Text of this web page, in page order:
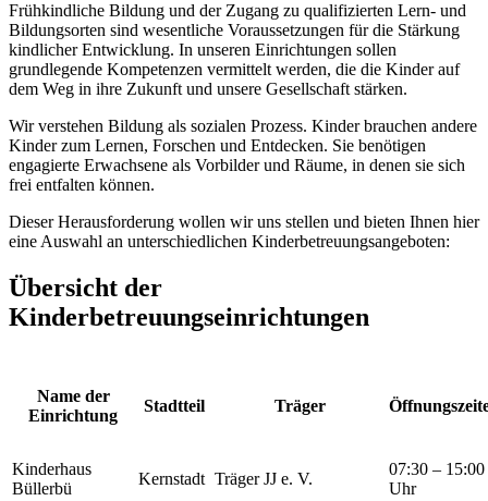
Frühkindliche Bildung und der Zugang zu qualifizierten Lern- und
Bildungsorten sind wesentliche Voraussetzungen für die Stärkung
kindlicher Entwicklung. In unseren Einrichtungen sollen
grundlegende Kompetenzen vermittelt werden, die die Kinder auf
dem Weg in ihre Zukunft und unsere Gesellschaft stärken.
Wir verstehen Bildung als sozialen Prozess. Kinder brauchen andere
Kinder zum Lernen, Forschen und Entdecken. Sie benötigen
engagierte Erwachsene als Vorbilder und Räume, in denen sie sich
frei entfalten können.
Dieser Herausforderung wollen wir uns stellen und bieten Ihnen hier
eine Auswahl an unterschiedlichen Kinderbetreuungsangeboten:
Übersicht der
Kinderbetreuungseinrichtungen
Name der
Einrichtung
Stadtteil Träger
Kinderhaus
Büllerbü
Kernstadt Träger JJ e. V.
07:30 – 15:00
Uhr